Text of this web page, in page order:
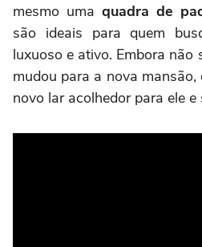
mesmo uma quadra de
são ideais para quem
luxuoso e ativo. Embora não
mudou para a nova
novo lar acolhedor para ele e